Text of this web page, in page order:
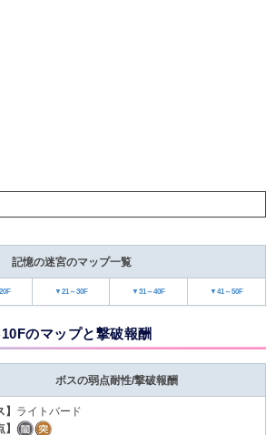
記憶の迷宮のマップ一覧
▼21～30F ▼31～40F ▼41～50F
のマップと撃破報酬
ボスの弱点耐性/撃破報酬
】 ライトバード
】